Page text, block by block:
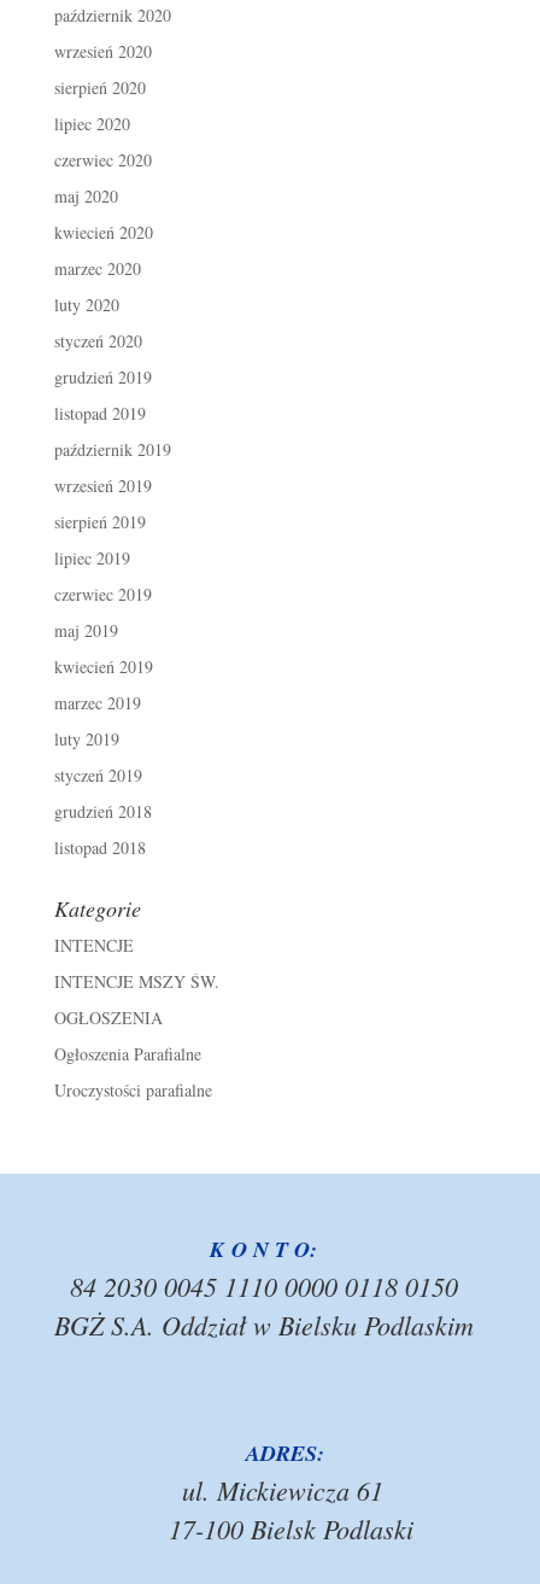
październik 2020
wrzesień 2020
sierpień 2020
lipiec 2020
czerwiec 2020
maj 2020
kwiecień 2020
marzec 2020
luty 2020
styczeń 2020
grudzień 2019
listopad 2019
październik 2019
wrzesień 2019
sierpień 2019
lipiec 2019
czerwiec 2019
maj 2019
kwiecień 2019
marzec 2019
luty 2019
styczeń 2019
grudzień 2018
listopad 2018
Kategorie
INTENCJE
INTENCJE MSZY ŚW.
OGŁOSZENIA
Ogłoszenia Parafialne
Uroczystości parafialne
K O N T O:
84 2030 0045 1110 0000 0118 0150
BGŻ S.A. Oddział w Bielsku Podlaskim
ADRES:
ul. Mickiewicza 61
17-100 Bielsk Podlaski